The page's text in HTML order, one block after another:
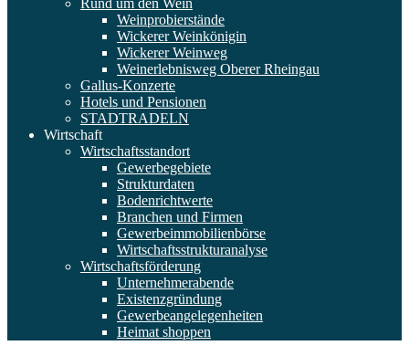
Rund um den Wein
Weinprobierstände
Wickerer Weinkönigin
Wickerer Weinweg
Weinerlebnisweg Oberer Rheingau
Gallus-Konzerte
Hotels und Pensionen
STADTRADELN
Wirtschaft
Wirtschaftsstandort
Gewerbegebiete
Strukturdaten
Bodenrichtwerte
Branchen und Firmen
Gewerbeimmobilienbörse
Wirtschaftsstrukturanalyse
Wirtschaftsförderung
Unternehmerabende
Existenzgründung
Gewerbeangelegenheiten
Heimat shoppen